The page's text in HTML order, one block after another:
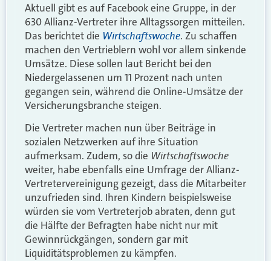
Aktuell gibt es auf Facebook eine Gruppe, in der
630 Allianz-Vertreter ihre Alltagssorgen mitteilen.
Das berichtet die Wirtschaftswoche. Zu schaffen
machen den Vertrieblern wohl vor allem sinkende
Umsätze. Diese sollen laut Bericht bei den
Niedergelassenen um 11 Prozent nach unten
gegangen sein, während die Online-Umsätze der
Versicherungsbranche steigen.
Die Vertreter machen nun über Beiträge in
sozialen Netzwerken auf ihre Situation
aufmerksam. Zudem, so die Wirtschaftswoche
weiter, habe ebenfalls eine Umfrage der Allianz-
Vertretervereinigung gezeigt, dass die Mitarbeiter
unzufrieden sind. Ihren Kindern beispielsweise
würden sie vom Vertreterjob abraten, denn gut
die Hälfte der Befragten habe nicht nur mit
Gewinnrückgängen, sondern gar mit
Liquiditätsproblemen zu kämpfen.